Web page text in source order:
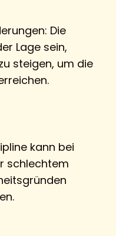
Die
Lage sein,
steigen, um die
kann bei
schlechtem